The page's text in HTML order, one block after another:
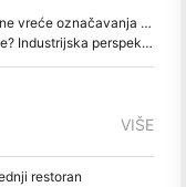
i rješenja praćenja
perspektiva
VIŠE
restoran